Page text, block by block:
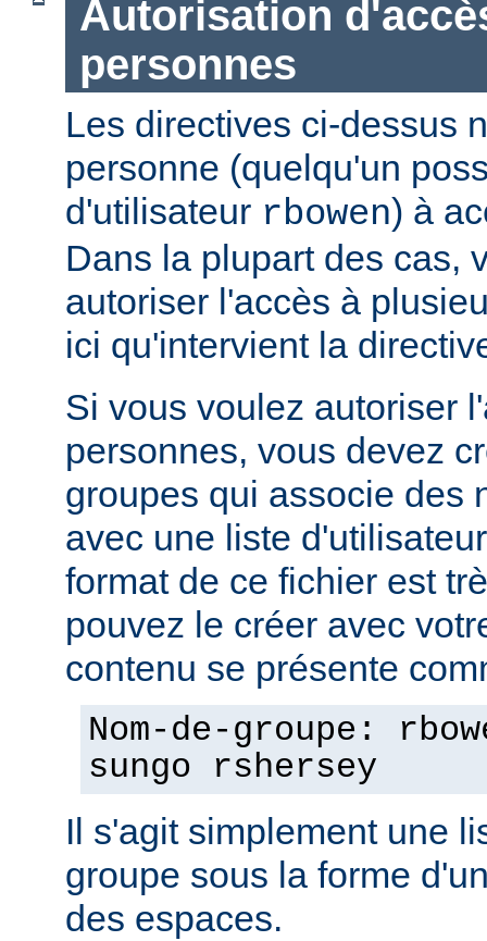
Autorisation
personnes
Les directives ci-dessus
personne (quelqu'un
d'utilisateur rbowen) à
Dans la plupart des cas,
autoriser l'accès à
ici qu'intervient la
Si vous voulez autoriser
personnes, vous devez
groupes qui associe des
avec une liste
format de ce fichier est
pouvez le créer avec
contenu se présente
Nom-de-groupe:
sungo rshersey
Il s'agit simplement une
groupe sous la forme
des espaces.